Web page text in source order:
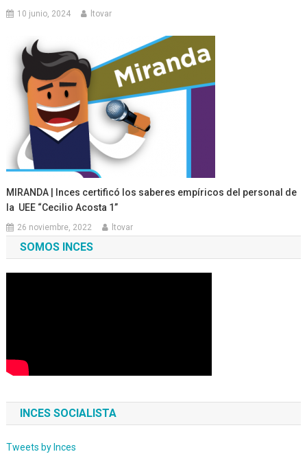
10 junio, 2024 ltovar
MIRANDA | Inces certificó los saberes empíricos del personal de
la UEE “Cecilio Acosta 1”
26 noviembre, 2022 ltovar
SOMOS INCES
INCES SOCIALISTA
Tweets by Inces